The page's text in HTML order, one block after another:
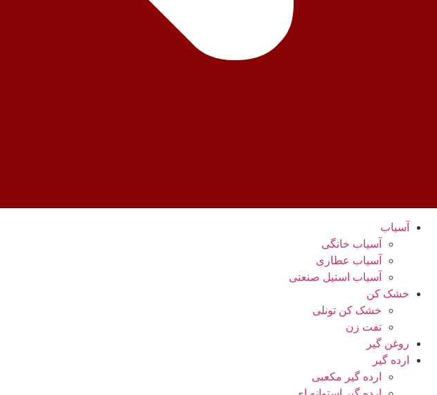
آسیاب
آسیاب خانگی
آسیاب عطاری
آسیاب استیل صنعتی
خشک کن
خشک کن تونلی
تفت زن
روغن گیر
ارده گیر
ارده گیر مکعبی